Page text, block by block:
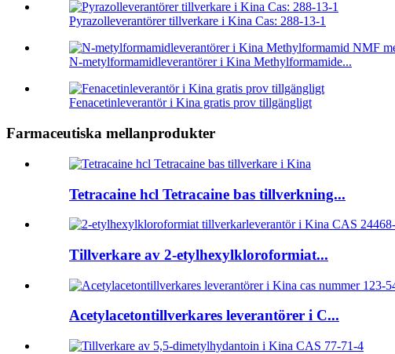
Pyrazolleverantörer tillverkare i Kina Cas: 288-13-1
N-metylformamidleverantörer i Kina Methylformamide...
Fenacetinleverantör i Kina gratis prov tillgängligt
Farmaceutiska mellanprodukter
Tetracaine hcl Tetracaine bas tillverkning...
Tillverkare av 2-etylhexylkloroformiat...
Acetylacetontillverkares leverantörer i C...